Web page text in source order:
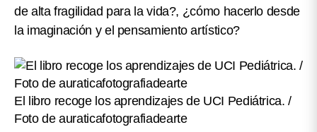
de alta fragilidad para la vida?, ¿cómo hacerlo desde
la imaginación y el pensamiento artístico?
El libro recoge los aprendizajes de UCI Pediátrica. /
Foto de auraticafotografiadearte